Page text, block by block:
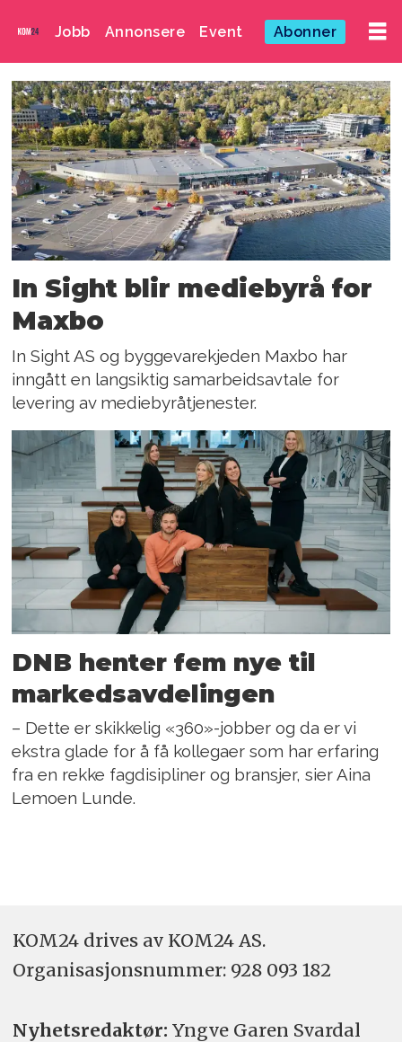
Jobb Annonsere Event Abonner
Emne:
in
sight
In Sight blir mediebyrå for
Maxbo
In Sight AS og byggevarekjeden Maxbo har
inngått en langsiktig samarbeidsavtale for
levering av mediebyråtjenester.
DNB henter fem nye til
markeds­avdelingen
– Dette er skikkelig «360»-jobber og da er vi
ekstra glade for å få kollegaer som har erfaring
fra en rekke fagdisipliner og bransjer, sier Aina
Lemoen Lunde.
KOM24 drives av KOM24 AS.
Organisasjons­nummer: 928 093 182
Nyhetsredaktør: Yngve Garen Svardal